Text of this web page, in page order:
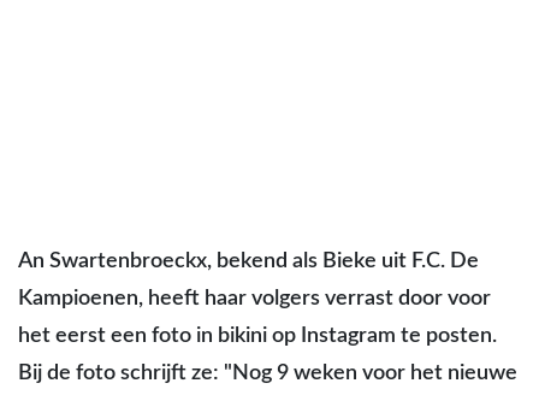
An Swartenbroeckx, bekend als Bieke uit F.C. De
Kampioenen, heeft haar volgers verrast door voor
het eerst een foto in bikini op Instagram te posten.
Bij de foto schrijft ze: "Nog 9 weken voor het nieuwe